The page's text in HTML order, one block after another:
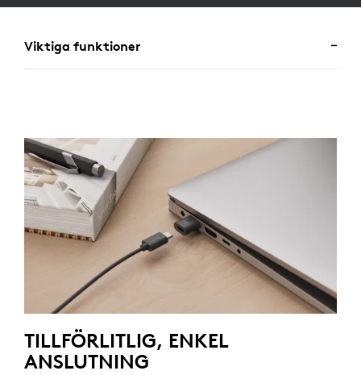
Viktiga funktioner
TILLFÖRLITLIG, ENKEL
ANSLUTNING